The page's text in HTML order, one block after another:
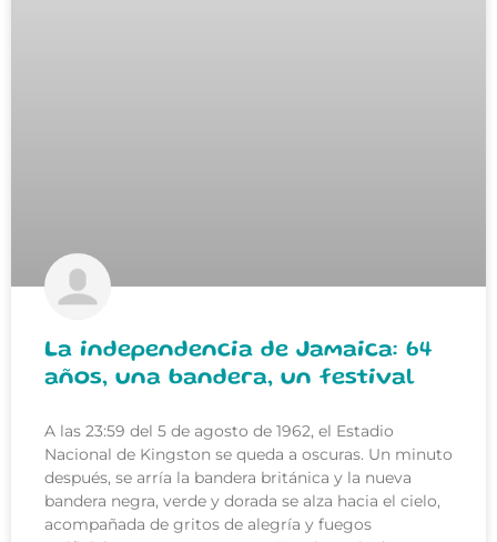
La independencia de Jamaica: 64
años, una bandera, un festival
A las 23:59 del 5 de agosto de 1962, el Estadio
Nacional de Kingston se queda a oscuras. Un minuto
después, se arría la bandera británica y la nueva
bandera negra, verde y dorada se alza hacia el cielo,
acompañada de gritos de alegría y fuegos